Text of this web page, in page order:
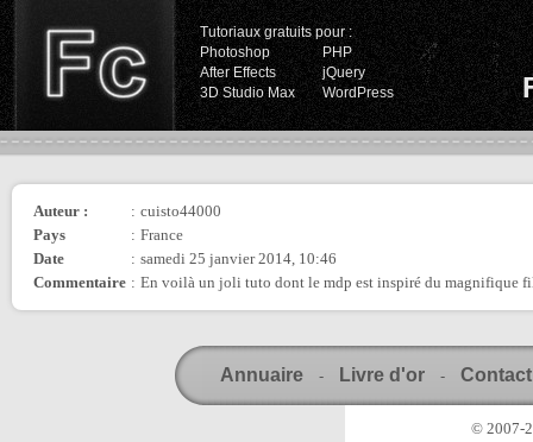
Tutoriaux gratuits pour :
Photoshop
PHP
After Effects
jQuery
3D Studio Max
WordPress
Auteur : : cuisto44000
Pays
: France
Date
: samedi 25 janvier 2014, 10:46
Commentaire : En voilà un joli tuto dont le mdp est inspiré du magnifique
Annuaire - Livre d'or - Contact
© 2007-